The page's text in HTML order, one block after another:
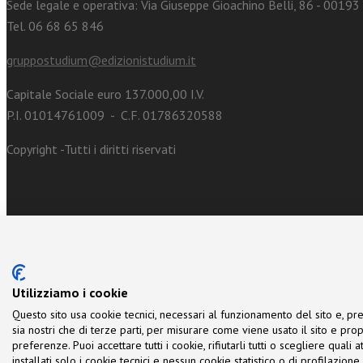
Sede legale e operativa: Via Giuseppe Gioachino Belli, 86 - 00193
Tel. 06 68 65 846
gruppostudium@edizionistudium.it
Capitale Sociale euro 137.000,00 I.V.
P.I. 01014761009 - C.F. 01786320588
Copyright -Tutti i diritti riservati
Utilizziamo i cookie
Questo sito usa cookie tecnici, necessari al funzionamento del sito e,
sia nostri che di terze parti, per misurare come viene usato il sito e
preferenze. Puoi accettare tutti i cookie, rifiutarli tutti o scegliere quali